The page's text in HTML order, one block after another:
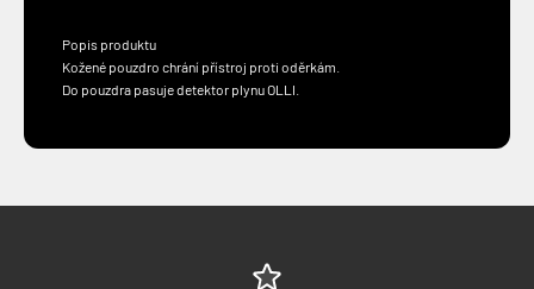
Popis produktu
Kožené pouzdro chrání přístroj proti oděrkám.
Do pouzdra pasuje detektor plynu OLLI.